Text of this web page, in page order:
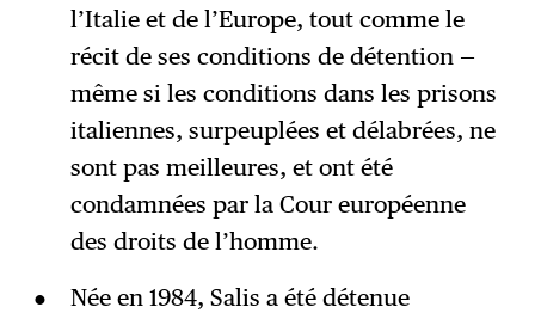
l’Italie et de l’Europe, tout comme le
récit de ses conditions de détention —
même si les conditions dans les prisons
italiennes, surpeuplées et délabrées, ne
sont pas meilleures, et ont été
condamnées par la Cour européenne
des droits de l’homme.
Née en 1984, Salis a été détenue